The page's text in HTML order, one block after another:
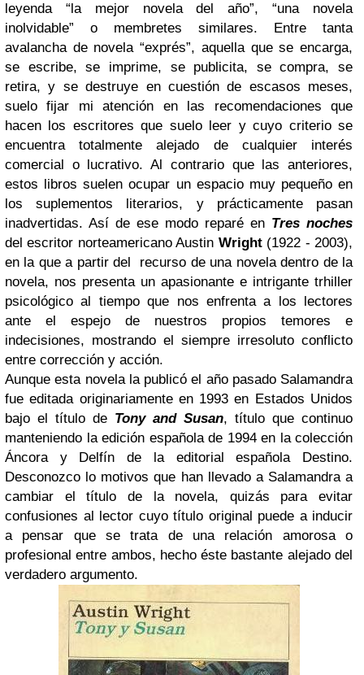
leyenda “la mejor novela del año”, “una novela
inolvidable” o membretes similares. Entre tanta
avalancha de novela “exprés”, aquella que se encarga,
se escribe, se imprime, se publicita, se compra, se
retira, y se destruye en cuestión de escasos meses,
suelo fijar mi atención en las recomendaciones que
hacen los escritores que suelo leer y cuyo criterio se
encuentra totalmente alejado de cualquier interés
comercial o lucrativo. Al contrario que las anteriores,
estos libros suelen ocupar un espacio muy pequeño en
los suplementos literarios, y prácticamente pasan
inadvertidas. Así de ese modo reparé en Tres noches
del escritor norteamericano Austin Wright(1922 - 2003),
en la que a partir del
recurso de una novela dentro de la
novela, nos presenta un apasionante e intrigante trhiller
psicológico al tiempo que nos enfrenta a los lectores
ante el espejo de nuestros propios temores e
indecisiones, mostrando el siempre irresoluto conflicto
entre corrección y acción.
Aunque esta novela la publicó el año pasado Salamandra
fue editada originariamente en 1993 en Estados Unidos
bajo el título de Tony and Susan, título que continuo
manteniendo la edición española de 1994 en la colección
Áncora y Delfín de la editorial española Destino.
Desconozco lo motivos que han llevado a Salamandra a
cambiar el título de la novela, quizás para evitar
confusiones al lector cuyo título original puede a inducir
a pensar que se trata de una relación amorosa o
profesional entre ambos, hecho éste bastante alejado del
verdadero argumento.